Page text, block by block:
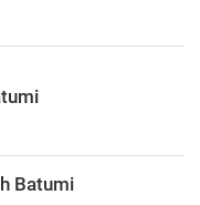
Batumi